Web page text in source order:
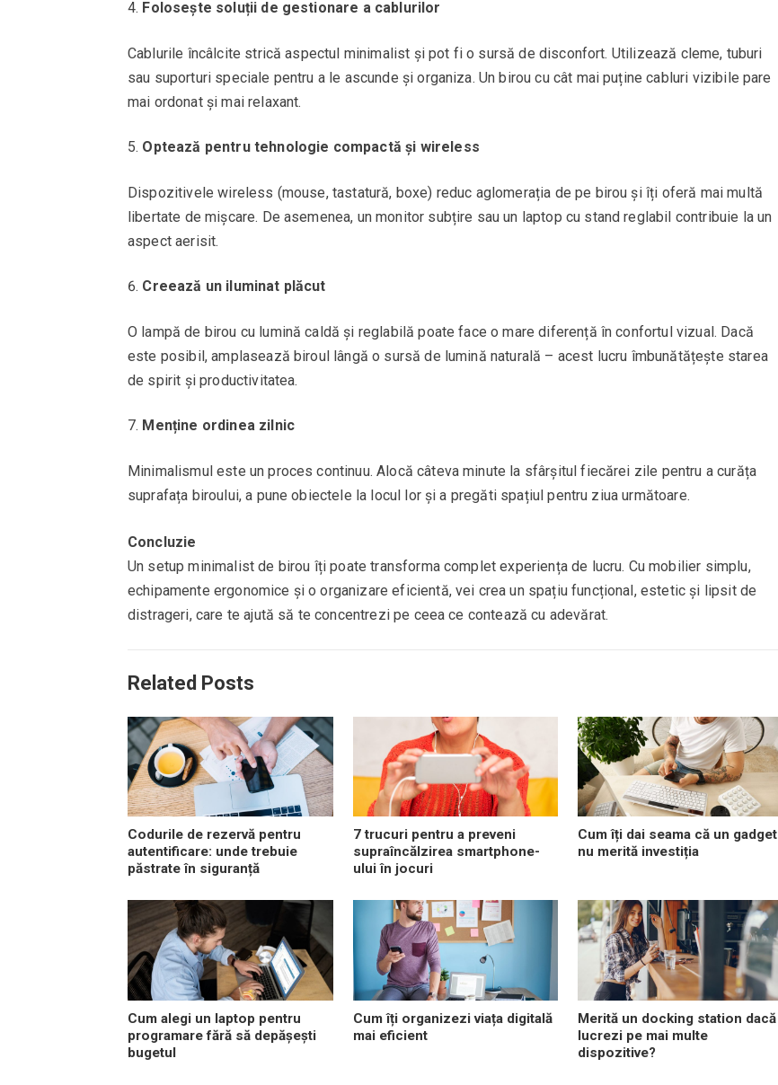
Folosește soluții de gestionare a cablurilor
Cablurile încâlcite strică aspectul minimalist și pot fi o sursă de disconfort. Utilizează cleme, tuburi
sau suporturi speciale pentru a le ascunde și organiza. Un birou cu cât mai puține cabluri vizibile pare
mai ordonat și mai relaxant.
Optează pentru tehnologie compactă și wireless
Dispozitivele wireless (mouse, tastatură, boxe) reduc aglomerația de pe birou și îți oferă mai multă
libertate de mișcare. De asemenea, un monitor subțire sau un laptop cu stand reglabil contribuie la un
aspect aerisit.
Creează un iluminat plăcut
O lampă de birou cu lumină caldă și reglabilă poate face o mare diferență în confortul vizual. Dacă
este posibil, amplasează biroul lângă o sursă de lumină naturală – acest lucru îmbunătățește starea
de spirit și productivitatea.
Menține ordinea zilnic
Minimalismul este un proces continuu. Alocă câteva minute la sfârșitul fiecărei zile pentru a curăța
suprafața biroului, a pune obiectele la locul lor și a pregăti spațiul pentru ziua următoare.
Concluzie
Un setup minimalist de birou îți poate transforma complet experiența de lucru. Cu mobilier simplu,
echipamente ergonomice și o organizare eficientă, vei crea un spațiu funcțional, estetic și lipsit de
distrageri, care te ajută să te concentrezi pe ceea ce contează cu adevărat.
Related Posts
Codurile de rezervă pentru
autentificare: unde trebuie
păstrate în siguranță
7 trucuri pentru a preveni
supraîncălzirea smartphone-
ului în jocuri
Cum îți dai seama că un gadget
nu merită investiția
Cum alegi un laptop pentru
programare fără să depășești
bugetul
Cum îți organizezi viața digitală
mai eficient
Merită un docking station dacă
lucrezi pe mai multe
dispozitive?